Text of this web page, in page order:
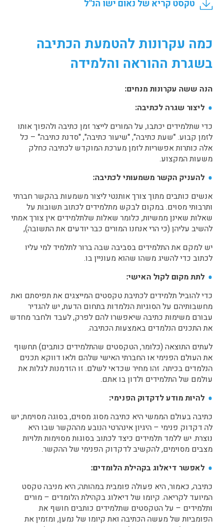
טקסט קריא של נאום ישו הנ"ל
כמה עקרונות להטמעת הכתיבה
בשגרת ההוראה והלמידה
הנה ששה עקרונות מנחים:
ליצור שגרה לכתיבה:
כדי שתלמידים יכתבו, על המורים לייצר זמן כתיבה ולהפוך אותו
לזמן קבוע. "שעת כתיבה", "שיעור כתיבה", "סדנת כתיבה" – כל
אלה כותרות אפשריות לזמן מערכת המוקדש לכתיבה כחלק
משעות המקצוע.
להעניק הקשר משמעותי לכתיבה:
אנשים כותבים מתוך צורך אותנטי ליצור משמעות בהקשר חברתי
ותרבותי מסוים. במקום לבקש מתלמידים לכתוב תשובות על
שאלות שאינן ממשיות, כלומר שאלות שלתלמידים אין צורך אמתי
להשיב עליהן (כי הרי אנחנו המורים כבר יודעים את התשובה),
יש למקם את התלמידים בסביבה שבה ברור לתלמיד למי עליו
לכתוב כדי להשיג משהו שהוא מעוניין בו.
לתת מקום לקול האישי:
כדי להוביל תלמידים לכתיבת טקסטים המייצגים את תפיסתם ואת
מחשבותיהם על הסוגיות הנלמדות בתחום הדעת, יש להגדיר
עבורם משימות כתיבה שיאפשרו להם לפרק, לעבד ולחבר מחדש
את התכנים הנלמדים באמצעות הכתיבה.
לעתים התוצאה (כלומר, הטקסטים שהתלמידים כותבים) תחשוף
את העולם הפנימי או החברתי האישי שלהם ולאו דווקא תכנים
הנלמדים בכיתה. זהו מחיר שכדאי לשלם. זו הזדמנות לגלות את
עולמם של התלמידים ולדון בו אתם.
להיות מודע לדקדוק הפנימי:
כתיבה בעולם הממשי היא כתיבה מסוג מסוים, בסוגה מסוימת; יש
לה דקדוק פנימי – היגיון אינהרטי הנובע מההקשר שבו היא
נוצרת. יש ללמד תלמידים כיצד לכתוב בסוגות מסוימות תלויות
מצבים מסוימים, להקשיב לדקדוק הפנימי של ההקשר.
לאפשר דיאלוג בקהילת הלומדים:
כתיבה, כאמור, היא פעולה פומבית במהותה; היא מניבה טקסט
המיועד לקריאה. קיומו של דיאלוג בקהילת הלומדים – מורים
ותלמידים – על הטקסטים שתלמידים כותבים חושף את
הפומביות של מעשה הכתיבה ואת קיומו של נמען, ומזמין את